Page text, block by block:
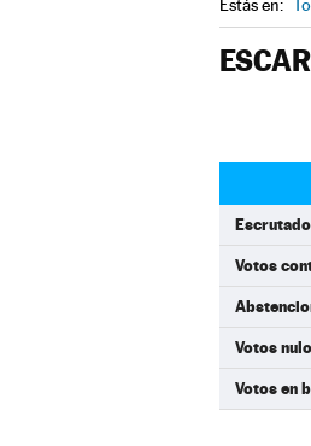
Estás en:
Votos
Votos
Votos en